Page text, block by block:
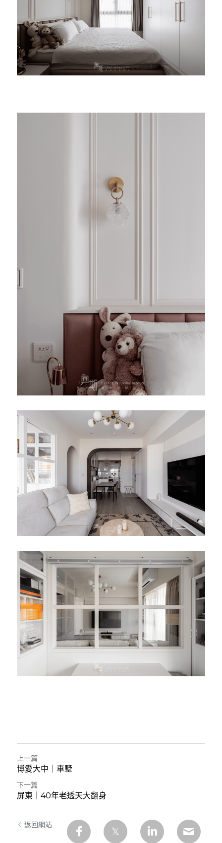
上一篇
博愛大中｜車墅
下一篇
屏東｜40年老透天大翻身
返回網站